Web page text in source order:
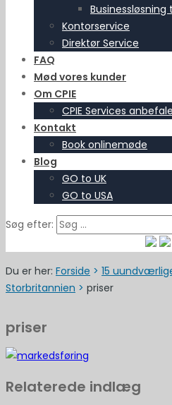
Kontorservice
Direktør Service
FAQ
Mød vores kunder
Om CPIE
CPIE Services
Kontakt
Book onlinemøde
Blog
GO to UK
GO to USA
Søg efter:
Du er her: Forside > 15
Storbritannien > priser
priser
Relaterede indlæg